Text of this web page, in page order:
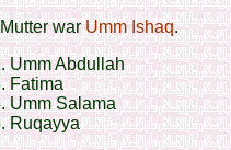
warUmm Ishaq.
Umm Abdullah
Fatima
Umm Salama
Ruqayya